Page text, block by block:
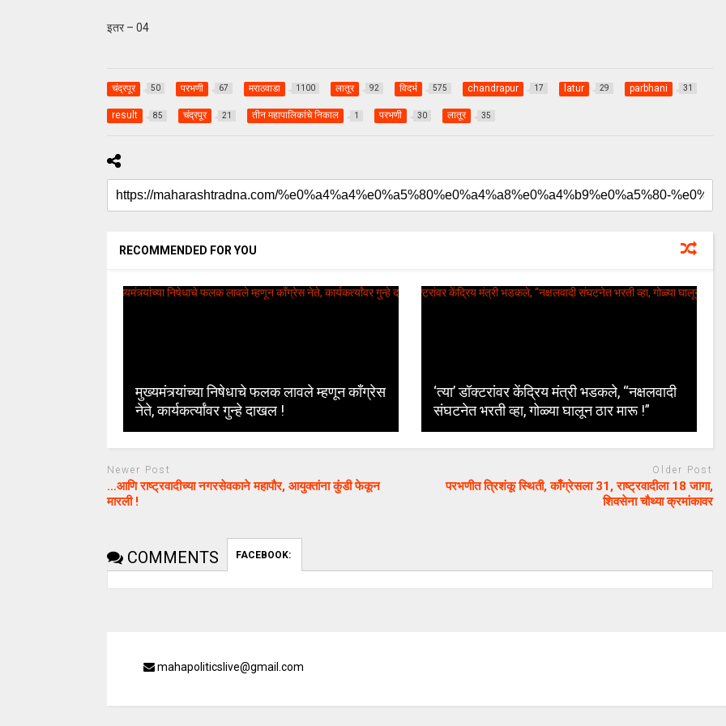
इतर – 04
चंद्रपूर 50 परभणी 67 मराठवाडा 1100 लातूर 92 विदर्भ 575 chandrapur 17 latur 29 parbhani 31
result 85 चंद्रपूर 21 तीन महापालिकांचे निकाल 1 परभणी 30 लातूर 35
RECOMMENDED FOR YOU
मुख्यमंत्र्यांच्या निषेधाचे फलक लावले म्हणून काँग्रेस
नेते, कार्यकर्त्यांवर गुन्हे दाखल !
‘त्या’ डॉक्टरांवर केंद्रिय मंत्री भडकले, “नक्षलवादी
संघटनेत भरती व्हा, गोळ्या घालून ठार मारू !”
Newer Post
…आणि राष्ट्रवादीच्या नगरसेवकाने महापौर, आयुक्तांना कुंडी फेकून
मारली !
Older Post
परभणीत त्रिशंकू स्थिती, काँग्रेसला 31, राष्ट्रवादीला 18 जागा,
शिवसेना चौथ्या क्रमांकावर
COMMENTS FACEBOOK:
मराठा आरक्षणाचा लढा उभा
केल्यानंतर आता मनोज जारांगे-पाटील
मराठा आरक्षणाचा लढा उभा
केल्यानंतर आता मनोज जारांगे-पाटील
mahapoliticslive@gmail.com